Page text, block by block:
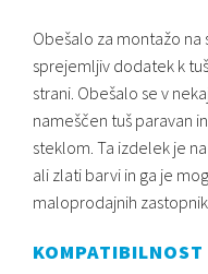
Obešalo za montažo
sprejemljiv dodatek k
strani. Obešalo se v
nameščen tuš paravan
steklom. Ta izdelek je
ali zlati barvi in ​​ga je
maloprodajnih
KOMPATIBILNOST